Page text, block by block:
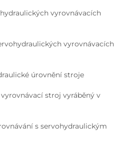
vyrovnávacích
vyrovnávacích
úrovnění stroje
stroj vyráběný v
s servohydraulickým